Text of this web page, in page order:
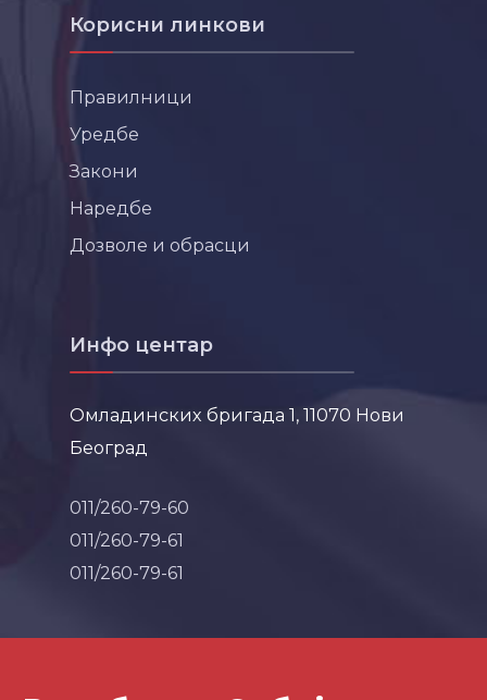
Корисни линкови
Правилници
Уредбе
Закони
Наредбе
Дозволе и обрасци
Инфо центар
Омладинских бригада 1, 11070 Нови
Београд
011/260-79-60
011/260-79-61
011/260-79-61